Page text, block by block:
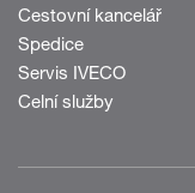
Cestovní kancelář
Spedice
Servis IVECO
Celní služby